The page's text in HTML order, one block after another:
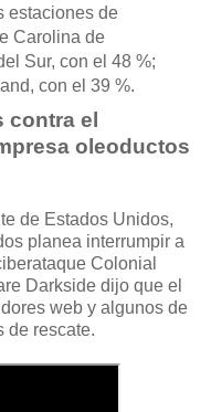
estaciones de
Carolina de
Sur, con el 48 %;
con el 39 %.
el
oleoductos
de Estados Unidos,
planea interrumpir a
Colonial
Darkside dijo que el
web y algunos de
de rescate.